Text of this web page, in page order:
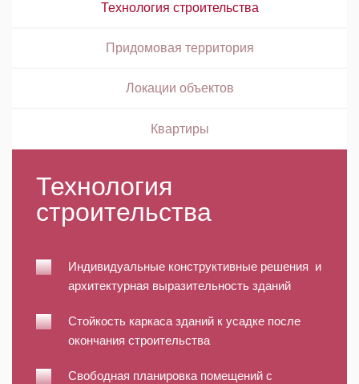
Технология строительства
Придомовая территория
Локации объектов
Квартиры
Технология
строительства
Индивидуальные конструктивные решения и
архитектурная выразительность зданий
Стойкость каркаса зданий к усадке после
окончания строительства
Свободная планировка помещений с